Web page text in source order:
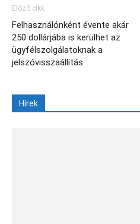
Előző cikk
Felhasználónként évente akár
250 dollárjába is kerülhet az
ügyfélszolgálatoknak a
jelszóvisszaállítás
Hírek